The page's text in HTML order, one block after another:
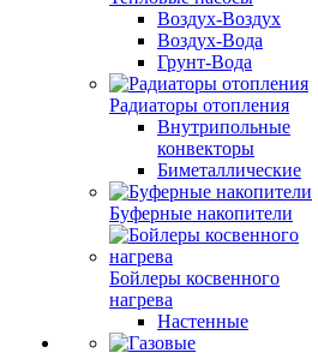
Воздух-Воздух
Воздух-Вода
Грунт-Вода
Радиаторы отопления
Внутрипольные
конвекторы
Биметаллические
Буферные накопители
Бойлеры косвенного
нагрева
Настенные